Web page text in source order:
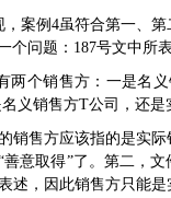
案例4虽符合第一、
个问题： 187号文中所
个销售方：一是名义
义销售方T公司，还
售方应该指的是实际
意取得”了。第二，
述，因此销售方只能